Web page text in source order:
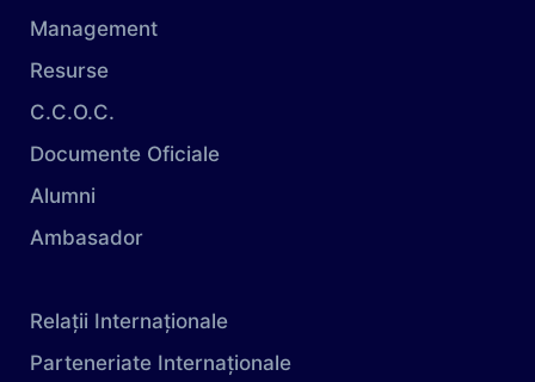
Management
Resurse
C.C.O.C.
Documente Oficiale
Alumni
Ambasador
Relații Internaționale
Parteneriate Internaționale